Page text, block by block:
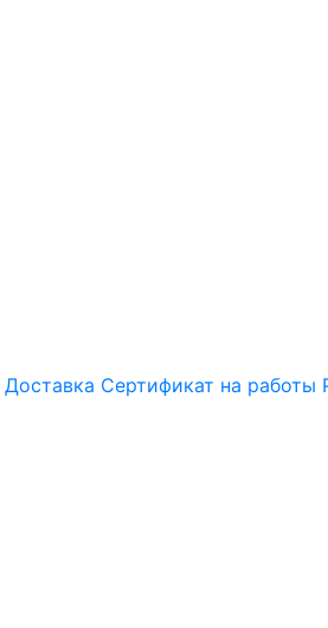
Доставка Сертификат на работы